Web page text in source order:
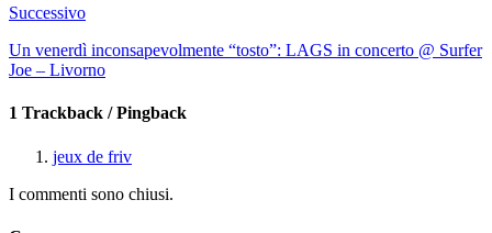
Successivo
Un venerdì inconsapevolmente “tosto”: LAGS in concerto @ Surfer
Joe – Livorno
1 Trackback / Pingback
jeux de friv
I commenti sono chiusi.